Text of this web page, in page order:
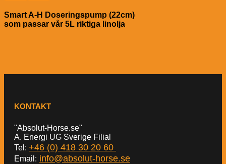
Smart A-H Doseringspump (22cm)
som passar vår 5L riktiga linolja
KONTAKT
"Absolut-Horse.se"
A. Energi UG Sverige Filial
Tel: +46 (0) 418 30 20 60
Email: info@absolut-horse.se